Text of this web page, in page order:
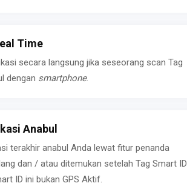
Time
secara langsung jika seseorang scan Tag
dengan smartphone.
Anabul
terakhir anabul Anda lewat fitur penanda
dan / atau ditemukan setelah Tag Smart ID
ID ini bukan GPS Aktif.